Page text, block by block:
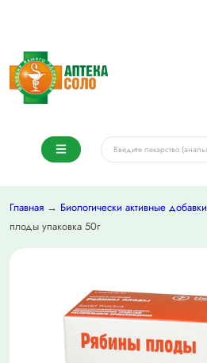
Главная → Биологически активные добавки
плоды упаковка 50г